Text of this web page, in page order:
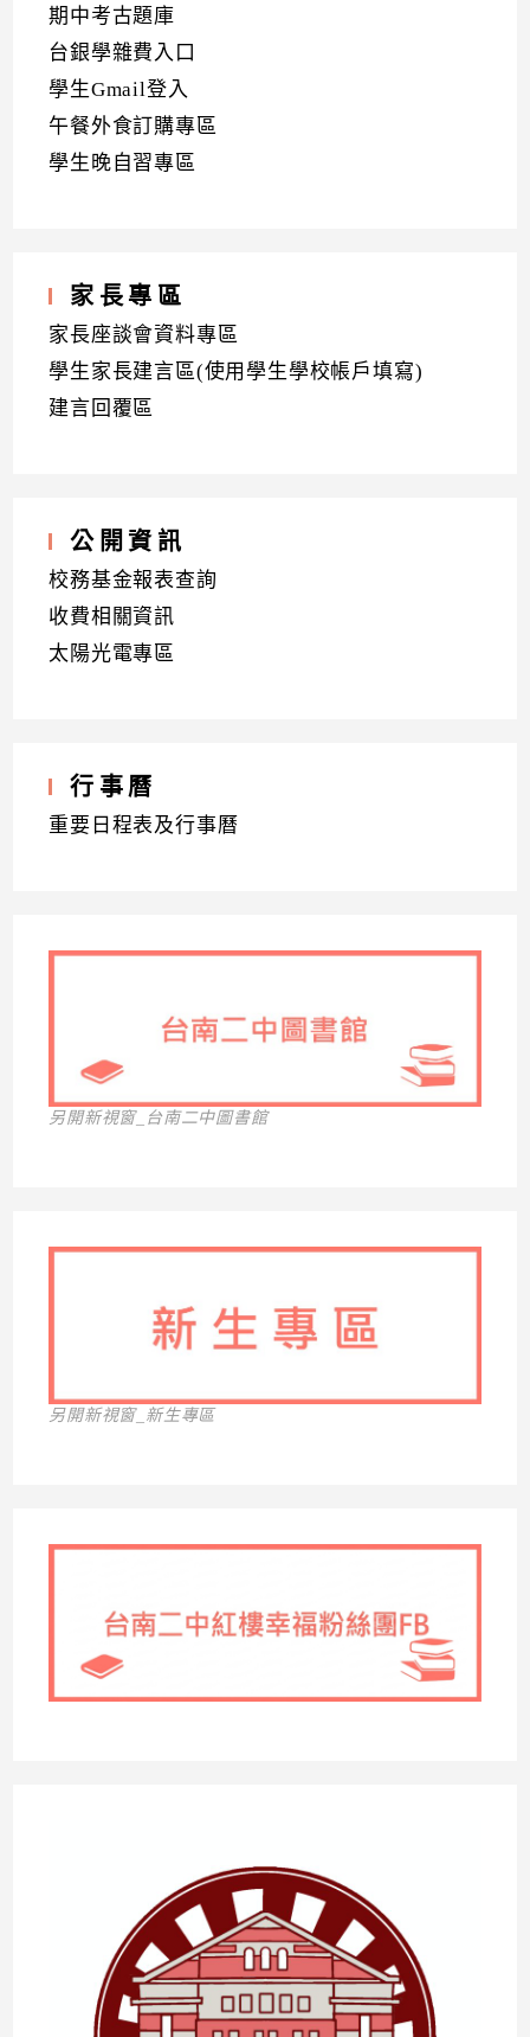
期中考古題庫
台銀學雜費入口
學生Gmail登入
午餐外食訂購專區
學生晚自習專區
家長專區
家長座談會資料專區
學生家長建言區(使用學生學校帳戶填寫)
建言回覆區
公開資訊
校務基金報表查詢
收費相關資訊
太陽光電專區
行事曆
重要日程表及行事曆
另開新視窗_台南二中圖書館
另開新視窗_新生專區